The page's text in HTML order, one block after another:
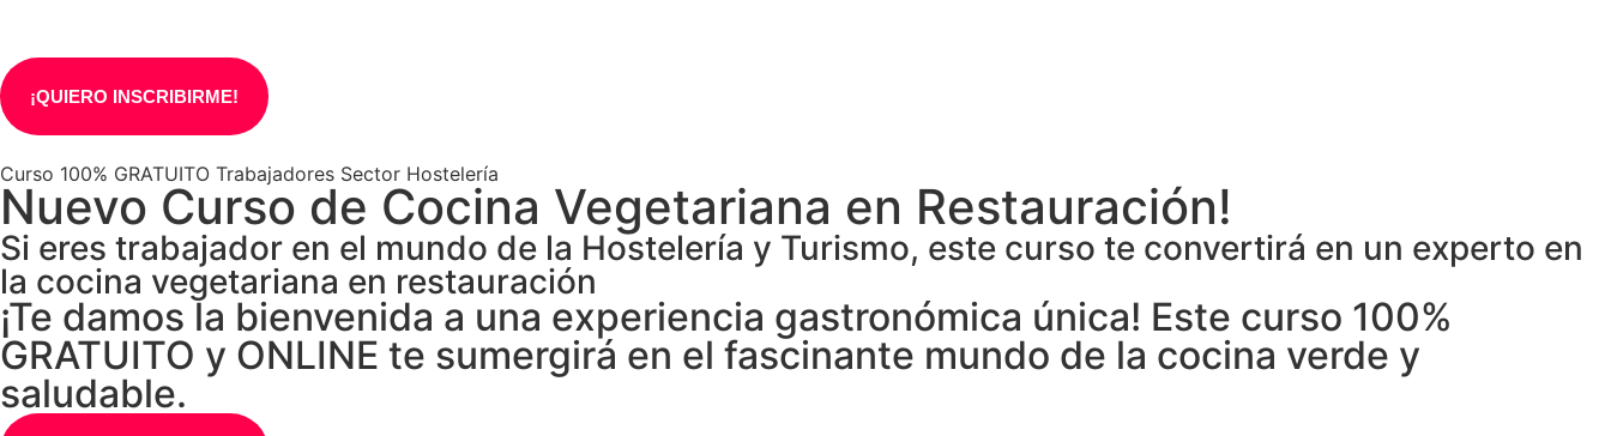
¡QUIERO INSCRIBIRME!
Curso 100% GRATUITO Trabajadores Sector Hostelería
Nuevo Curso de Cocina Vegetariana en Restauración!
Si eres trabajador en el mundo de la Hostelería y Turismo, este curso te convertirá en un experto en
la cocina vegetariana en restauración
¡Te damos la bienvenida a una experiencia gastronómica única! Este curso 100%
GRATUITO y ONLINE te sumergirá en el fascinante mundo de la cocina verde y
saludable.